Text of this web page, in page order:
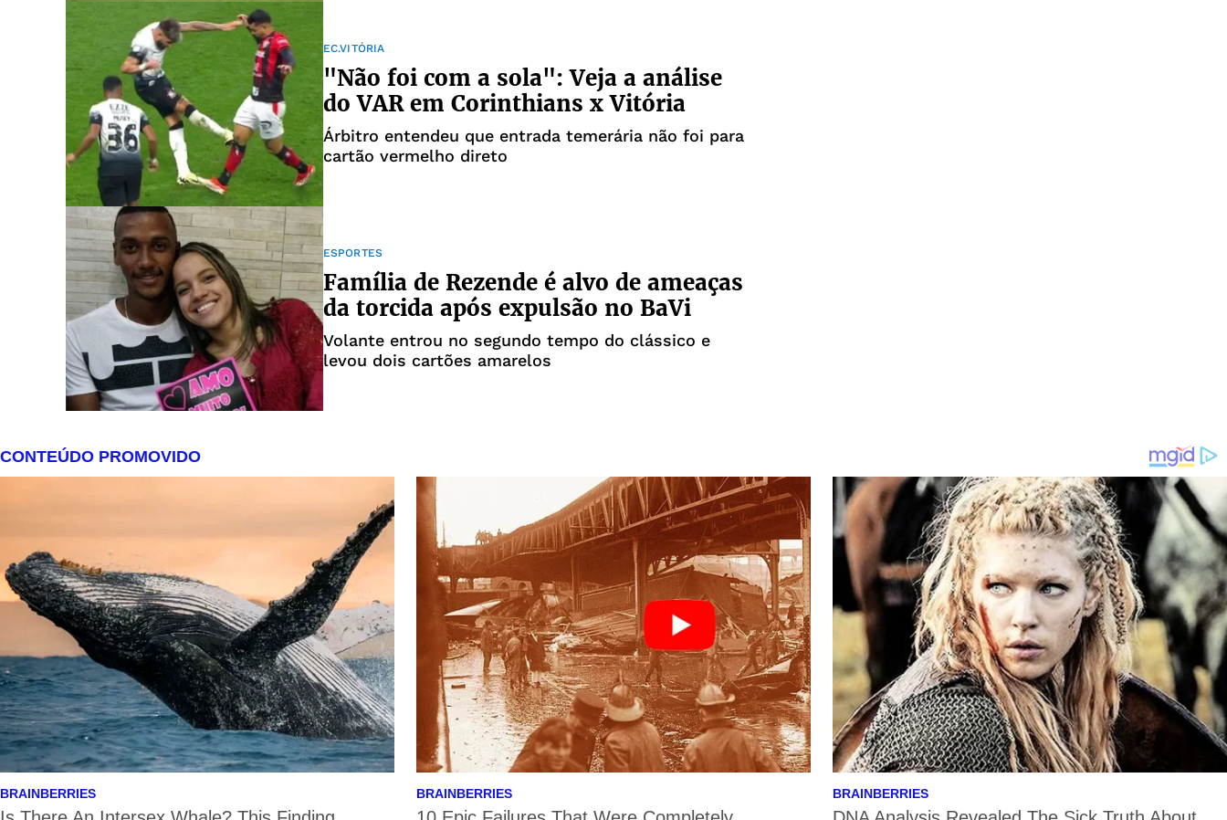
EC.VITÓRIA
"Não foi com a sola": Veja a análise
do VAR em Corinthians x Vitória
Árbitro entendeu que entrada temerária não foi para
cartão vermelho direto
ESPORTES
Família de Rezende é alvo de ameaças
da torcida após expulsão no BaVi
Volante entrou no segundo tempo do clássico e
levou dois cartões amarelos